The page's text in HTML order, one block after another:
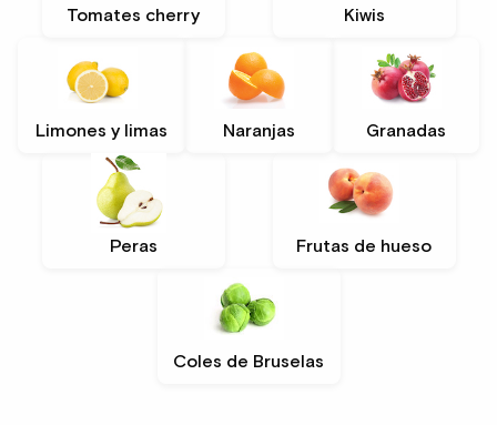
Tomates cherry Kiwis
Limones y limas Naranjas Granadas
Peras Frutas de hueso
Coles de Bruselas